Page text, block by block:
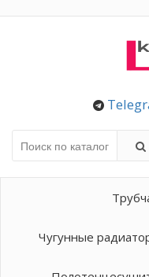
Чугунные